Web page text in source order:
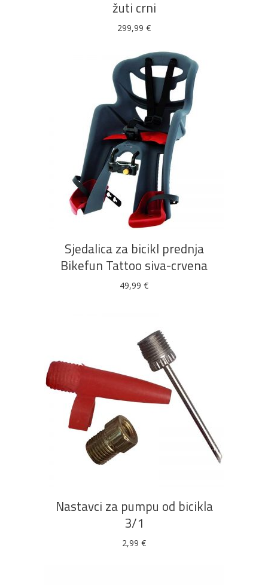
žuti crni
299,99 €
DODAJ U KOŠARICU
Sjedalica za bicikl prednja
Bikefun Tattoo siva-crvena
49,99 €
DODAJ U KOŠARICU
Nastavci za pumpu od bicikla
3/1
2,99 €